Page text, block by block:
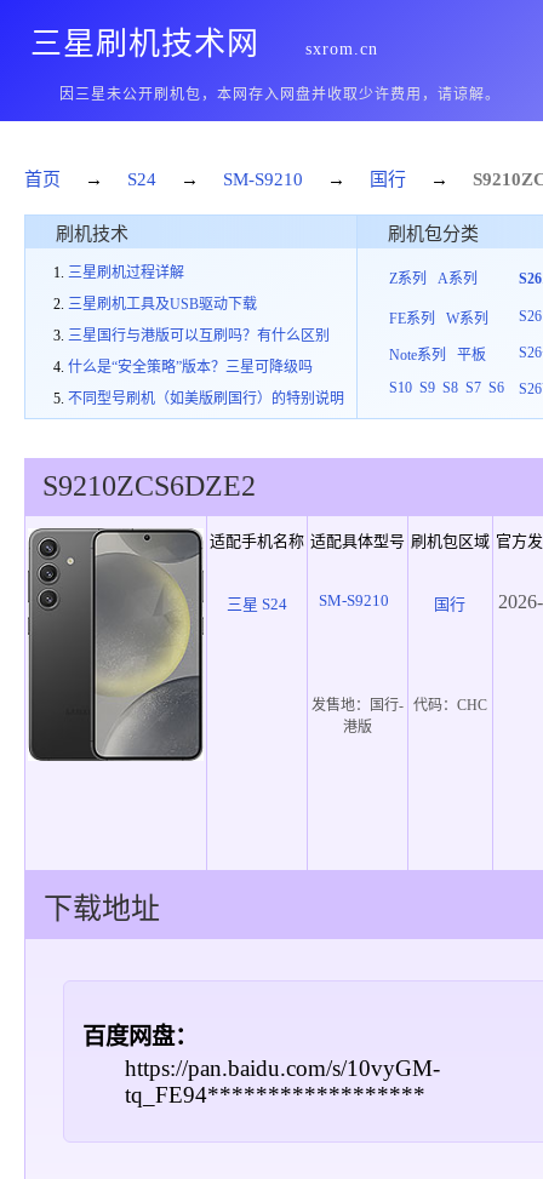
三星刷机技术网 sxrom.cn
因三星未公开刷机包，本网存入网盘并收取少许费用，请谅解。
首页 → S24 → SM-S9210 → 国行 → S9210
刷机技术
三星刷机过程详解
三星刷机工具及USB驱动下载
三星国行与港版可以互刷吗？有什么区别
什么是“安全策略”版本？三星可降级吗
不同型号刷机（如美版刷国行）的特别说明
刷机包分类
Z系列 A系列
FE系列 W系列
Note系列
平板
S10 S9 S8 S7 S6
S26
S9210ZCS6DZE2
适配手机名称 适配具体型号 刷机包区域 官方
三星 S24 SM-S9210 国行
发售地：
国行-
港版
代码： CHC
下载地址
百度网盘：
https://pan.baidu.com/s/10vyGM-
tq_FE94******************